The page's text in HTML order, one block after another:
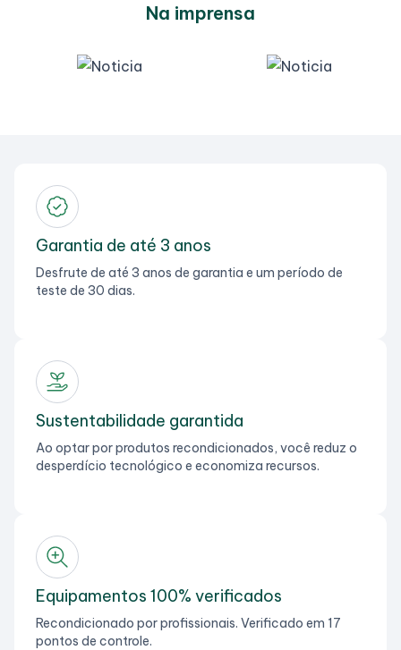
Na imprensa
Garantia de até 3 anos
Desfrute de até 3 anos de garantia e um período de
teste de 30 dias.
Sustentabilidade garantida
Ao optar por produtos recondicionados, você reduz o
desperdício tecnológico e economiza recursos.
Equipamentos 100% verificados
Recondicionado por profissionais. Verificado em 17
pontos de controle.